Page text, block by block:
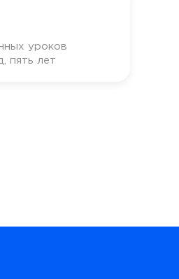
уроков
пять лет